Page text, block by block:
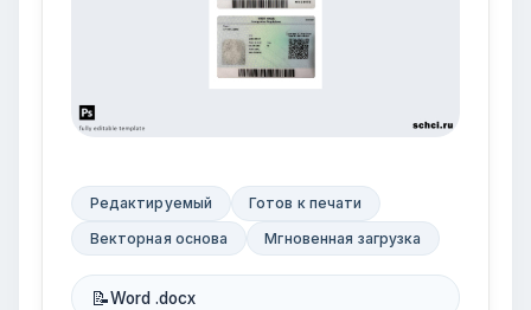
Редактируемый
Готов к печати
Векторная основа
Мгновенная загрузка
📝Word .docx